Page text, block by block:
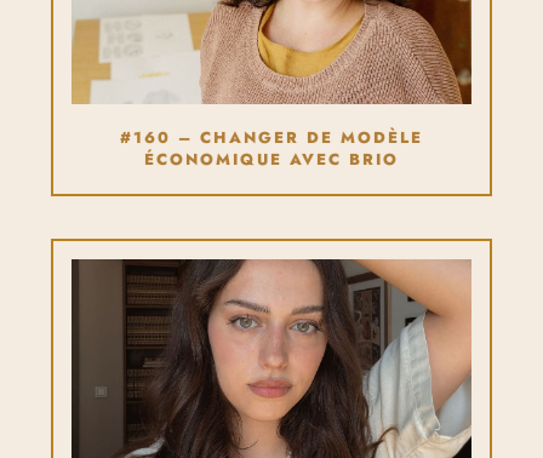
#160 – CHANGER DE MODÈLE
ÉCONOMIQUE AVEC BRIO